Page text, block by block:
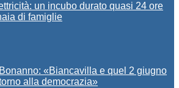
un incubo durato quasi 24 ore
di famiglie
«Biancavilla e quel 2 giugno
alla democrazia»